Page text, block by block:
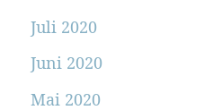
Juli 2020
Juni 2020
Mai 2020